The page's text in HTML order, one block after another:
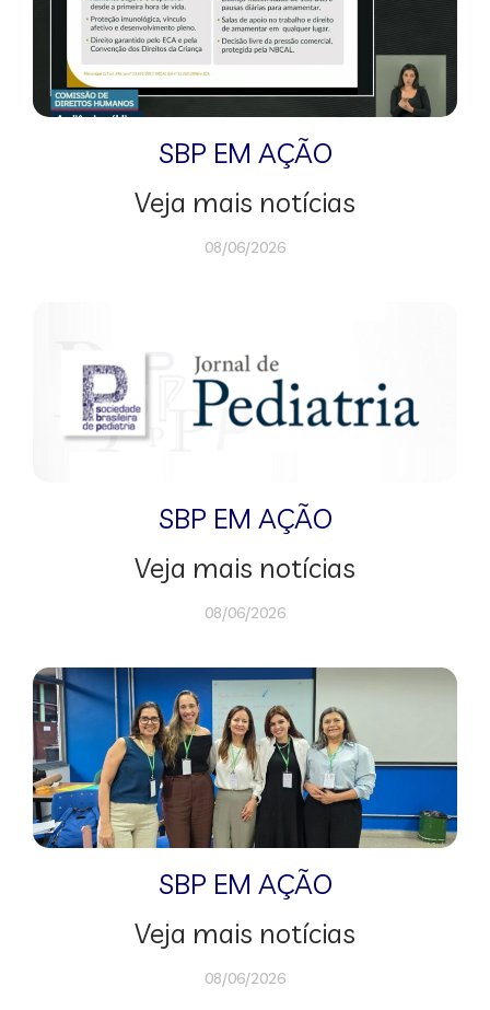
SBP EM AÇÃO
Veja mais notícias
08/06/2026
SBP EM AÇÃO
Veja mais notícias
08/06/2026
SBP EM AÇÃO
Veja mais notícias
08/06/2026